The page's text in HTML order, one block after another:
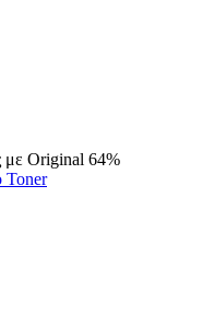
με Original 64%